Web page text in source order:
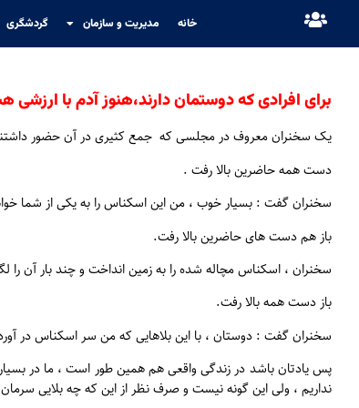
خانه مدیریت و سازمان گردشگری
برای افرادی که دوستمان دارند،هنوز آدم با ارزشی
یک سخنران معروف در مجلسی که جمع کثیری در آن حضور داشتند ، یک اسکناس ۱۰۰ دلاری را از جیبش بیرون آورد و پرسید :چه کسی
دست همه حاضرین بالا رفت .
سخنران گفت : بسیار خوب ، من این اسکناس را به یکی از شما
باز هم دست های حاضرین بالا رفت.
سخنران ، اسکناس مچاله شده را به زمین انداخت و چند بار
باز دست همه بالا رفت.
سخنران گفت : دوستان ، با این بلاهایی که من سر اسکناس در
پس یادتان باشد در زندگی واقعی هم همین طور است ، ما در
نداریم ، ولی این گونه نیست و صرف نظر از این که چه بلایی